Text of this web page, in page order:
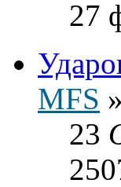
27
MFS »
23